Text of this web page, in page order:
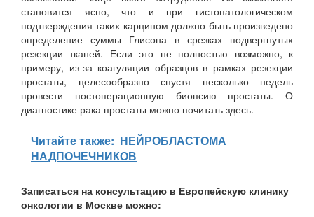
становится ясно, что и при гистопатологическом
подтверждения таких карцином должно быть произведено
определение суммы Глисона в срезках подвергнутых
резекции тканей. Если это не полностью возможно, к
примеру, из-за коагуляции образцов в рамках резекции
простаты, целесообразно спустя несколько недель
провести постоперационную биопсию простаты. О
диагностике рака простаты можно почитать здесь.
Читайте также: НЕЙРОБЛАСТОМА
НАДПОЧЕЧНИКОВ
Записаться на консультацию в Европейскую клинику
онкологии в Москве можно: